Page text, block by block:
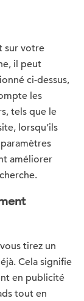
sur votre
il peut
ci-dessus,
les
tels que le
lorsqu’ils
améliorer
tirez un
Cela signifie
en publicité
tout en